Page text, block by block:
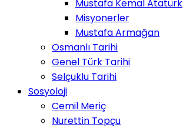
Mustafa Kemal Atatürk
Misyonerler
Mustafa Armağan
Osmanlı Tarihi
Genel Türk Tarihi
Selçuklu Tarihi
Sosyoloji
Cemil Meriç
Nurettin Topçu